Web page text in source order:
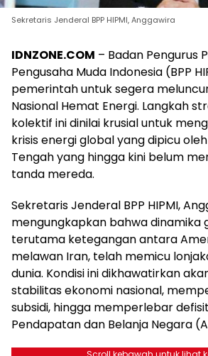
Sekretaris Jenderal BPP HIPMI, Anggawira
IDNZONE.COM – Badan Pengurus
Pengusaha Muda Indonesia (BPP
pemerintah untuk segera
Nasional Hemat Energi. Langkah
kolektif ini dinilai krusial untuk
krisis energi global yang dipicu
Tengah yang hingga kini belum
tanda mereda.
Sekretaris Jenderal BPP HIPMI,
mengungkapkan bahwa dinamika
terutama ketegangan antara
melawan Iran, telah memicu
dunia. Kondisi ini dikhawatirkan
stabilitas ekonomi nasional,
subsidi, hingga memperlebar
Pendapatan dan Belanja Negara